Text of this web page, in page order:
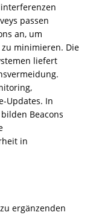
passen
an, um
minimieren. Die
liefert
Updates. In
Beacons
in
ergänzenden